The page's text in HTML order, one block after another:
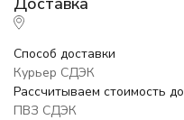
Способ доставки
Курьер СДЭК
Рассчитываем стоимость
ПВЗ СДЭК